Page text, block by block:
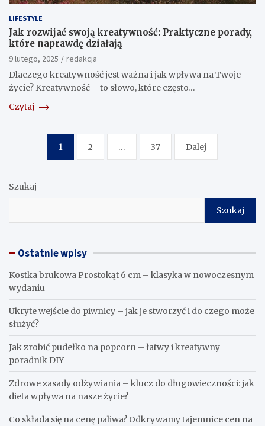
LIFESTYLE
Jak rozwijać swoją kreatywność: Praktyczne porady,
które naprawdę działają
9 lutego, 2025
redakcja
Dlaczego kreatywność jest ważna i jak wpływa na Twoje
życie? Kreatywność – to słowo, które często…
Czytaj
Nawigacja
wpisach
1 2 … 37 Dalej
Szukaj
Szukaj
Ostatnie wpisy
Kostka brukowa Prostokąt 6 cm – klasyka w nowoczesnym
wydaniu
Ukryte wejście do piwnicy – jak je stworzyć i do czego może
służyć?
Jak zrobić pudełko na popcorn – łatwy i kreatywny
poradnik DIY
Zdrowe zasady odżywiania – klucz do długowieczności: jak
dieta wpływa na nasze życie?
Co składa się na cenę paliwa? Odkrywamy tajemnice cen na